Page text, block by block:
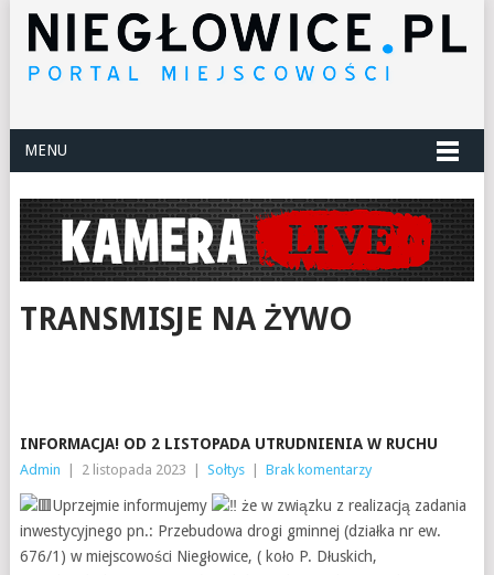
MENU
TRANSMISJE NA ŻYWO
INFORMACJA! OD 2 LISTOPADA UTRUDNIENIA W RUCHU
Admin 2 listopada 2023 Sołtys Brak komentarzy
Uprzejmie informujemy
że w związku z realizacją zadania
inwestycyjnego pn.: Przebudowa drogi gminnej (działka nr ew.
676/1) w miejscowości Niegłowice, ( koło P. Dłuskich,